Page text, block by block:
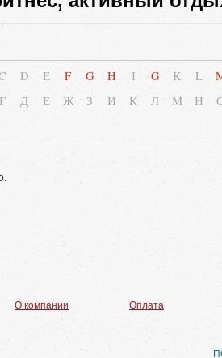
D E F G H I G K L
Г Д Е Ж З И К Л М Н
О компании Оплата